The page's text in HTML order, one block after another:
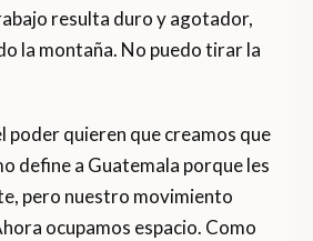
resulta duro y agotador,
la montaña. No puedo tirar la
poder quieren que creamos que
define a Guatemala porque les
pero nuestro movimiento
ocupamos espacio. Como